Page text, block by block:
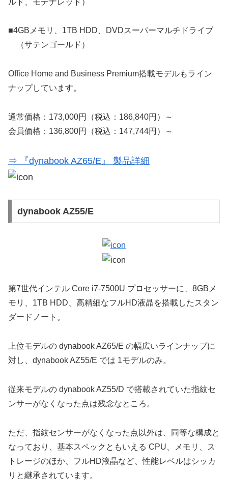
■4GBメモリ、1TB HDD、DVDスーパーマルチドライブ
（サテンゴールド）
Office Home and Business Premium搭載モデルもライン
ナップしています。
通常価格：173,000円（税込：186,840円）～
会員価格：136,800円（税込：147,744円）～
⇒ 『dynabook AZ65/E』 製品詳細
dynabook AZ55/E
第7世代インテル Core i7-7500U プロセッサーに、8GBメ
モリ、1TB HDD、高精細なフルHD液晶を搭載したスタン
ダードノート。
上位モデルの dynabook AZ65/E の幅広いラインナップに
対し、dynabook AZ55/E では 1モデルのみ。
従来モデルの dynabook AZ55/D で搭載されていた指紋セ
ンサーがなくなった点は残念なところ。
ただ、指紋センサーがなくなった点以外は、同等な構成と
なっており、基本スペックともいえる CPU、メモリ、ス
トレージのほか、フルHD液晶など、性能レベルはシッカ
リと継承されています。